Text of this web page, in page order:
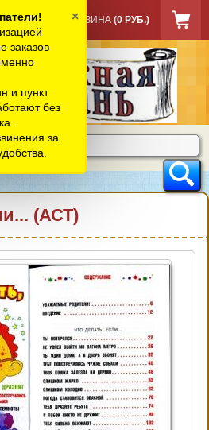
КОРЗИНА (0 РУБ.)
(АСТ)
заказов
и пункт
без
за
×